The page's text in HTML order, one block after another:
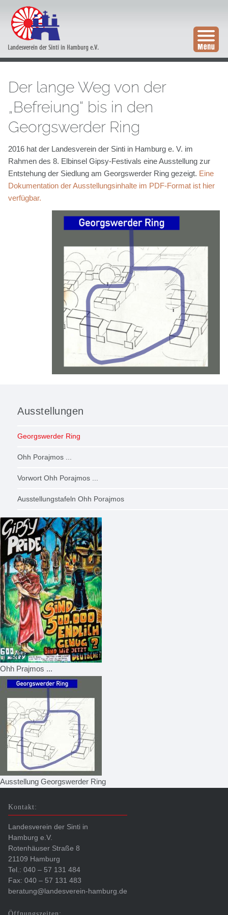
Der lange Weg von der
„Befreiung“ bis in den
Georgswerder Ring
2016 hat der Landesverein der Sinti in Hamburg e. V. im
Rahmen des 8. Elbinsel Gipsy-Festivals eine Ausstellung zur
Entstehung der Siedlung am Georgswerder Ring gezeigt. Eine
Dokumentation der Ausstellungsinhalte im PDF-Format ist hier
verfügbar.
Ausstellungen
überspringen
Georgswerder Ring
Ohh Porajmos ...
Vorwort Ohh Porajmos ...
Ausstellungstafeln Ohh Porajmos
Ohh Prajmos ...
Ausstellung Georgswerder Ring
Kontakt:
Landesverein der Sinti in
Hamburg e.V.
Rotenhäuser Straße 8
21109 Hamburg
Tel.: 040 – 57 131 484
Fax: 040 – 57 131 483
beratung@landesverein-hamburg.de